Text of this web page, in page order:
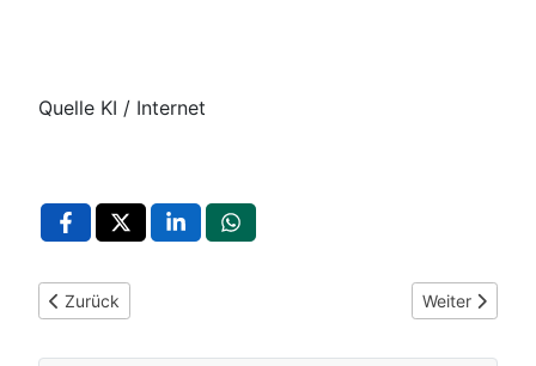
Quelle KI / Internet
Vorheriger Beitrag: Neckarrems entdecken: Stadtteilführung
Zurück Nächster
Weiter